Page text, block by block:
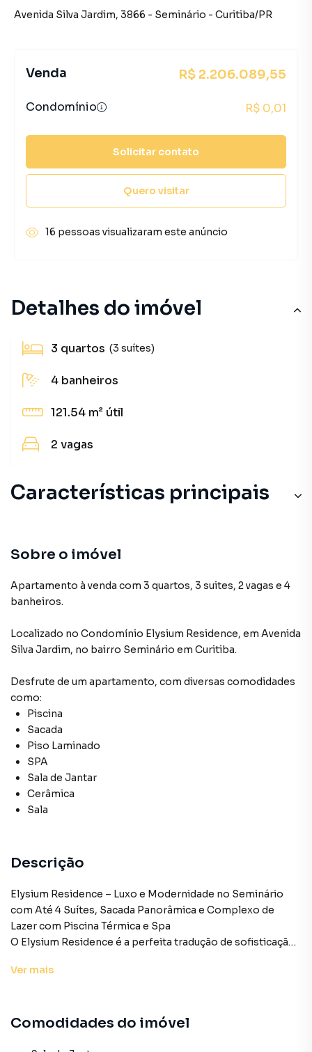
Detalhes do imóvel
3 quartos (3 suítes)
4 banheiros
121.54 m² útil
2 vagas
Características principais
Sobre o imóvel
Apartamento à venda com 3 quartos, 3 suites, 2 vagas e 4
banheiros.
Localizado no Condomínio Elysium Residence, em Avenida
Silva Jardim, no bairro Seminário em Curitiba.
Desfrute de um apartamento, com diversas comodidades
como:
Piscina
Sacada
Piso Laminado
SPA
Sala de Jantar
Cerâmica
Sala
Descrição
Elysium Residence – Luxo e Modernidade no Seminário
com Até 4 Suítes, Sacada Panorâmica e Complexo de
Lazer com Piscina Térmica e Spa
O Elysium Residence é a perfeita tradução de sofisticação,
Localizado estrategicamente na prestigiada Avenida Silva
arquitetura de vanguarda e pelo planejamento milimétrico
Ver mais
Comodidades do imóvel
Avenida Silva Jardim, 3866 - Seminário - Curitiba/PR
Venda R$ 2.206.089,55
Condomínio R$ 0,01
Solicitar contato
Quero visitar
16 pessoas visualizaram este anúncio